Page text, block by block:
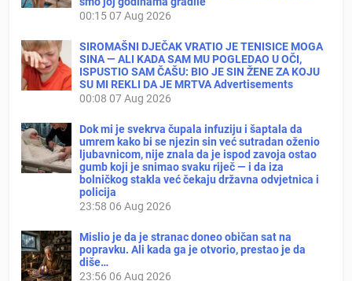
00:1507 Aug 2026
SIROMAŠNI DJEČAK VRATIO JE TENISICE MOGA
SINA — ALI KADA SAM MU POGLEDAO U OČI,
ISPUSTIO SAM ČAŠU: BIO JE SIN ŽENE ZA KOJU
SU MI REKLI DA JE MRTVA Advertisements
00:08 07 Aug 2026
Dok mi je svekrva čupala infuziju i šaptala da
umrem kako bi se njezin sin već sutradan oženio
ljubavnicom, nije znala da je ispod zavoja ostao
gumb koji je snimao svaku riječ — i da iza
bolničkog stakla već čekaju državna odvjetnica i
policija
23:58 06 Aug 2026
Mislio je da je stranac doneo običan sat na
popravku. Ali kada ga je otvorio, prestao je da
diše…
23:56 06 Aug 2026